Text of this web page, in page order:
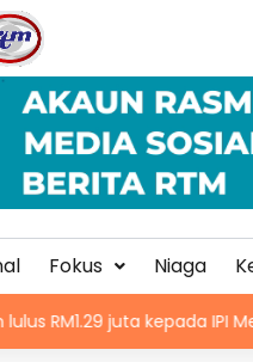
Fokus Niaga
kepada IPI Melaka